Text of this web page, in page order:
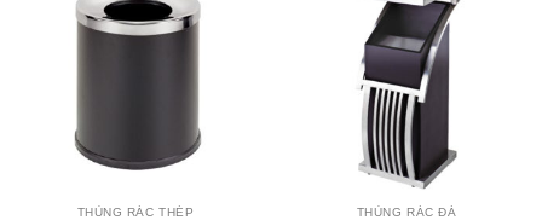
THÙNG RÁC THÉP THÙNG RÁC ĐÁ